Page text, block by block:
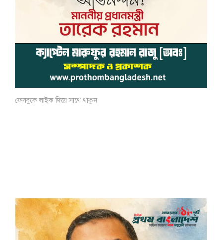
ফেসবুকে লাইক দিয়ে সাথে থাকুন